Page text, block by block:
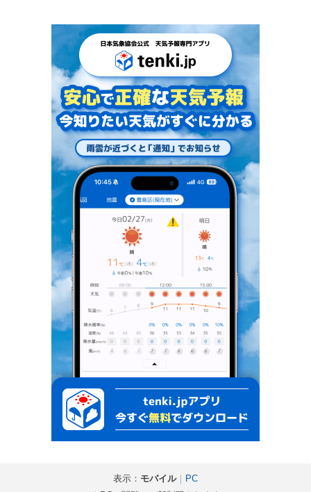
表示： モバイル｜
PC